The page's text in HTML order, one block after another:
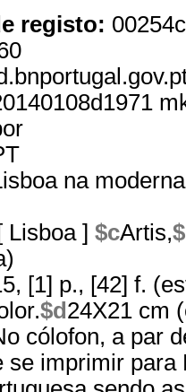
registo:
na
] $cArtis,
[1] p., [42] f.
$d 24X21 cm
cólofon, a par
se imprimir